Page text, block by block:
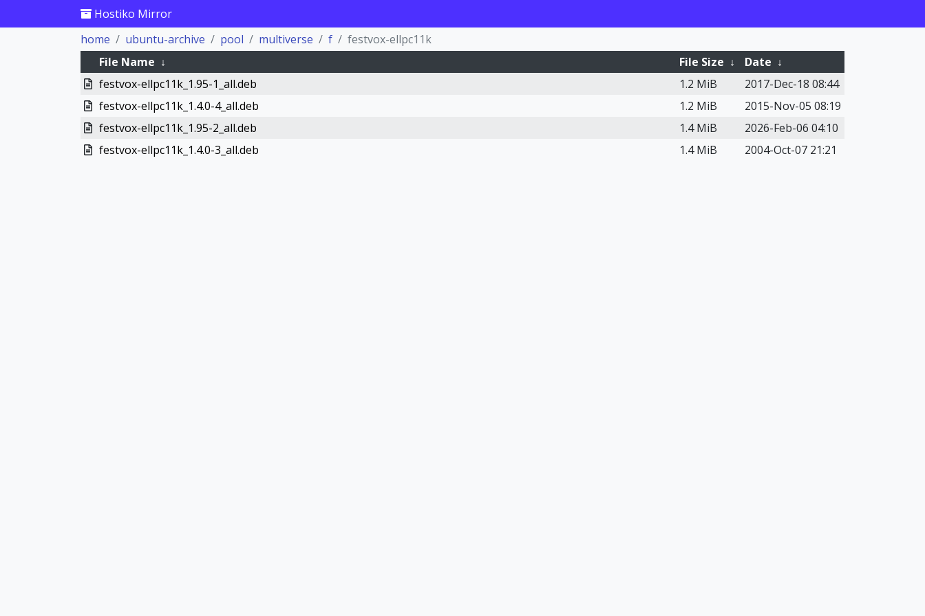
Hostiko Mirror
home
ubuntu-archive pool multiverse f
festvox-ellpc11k
File Name ↓ File Size ↓ Date ↓
festvox-ellpc11k_1.95-1_all.deb
1.2 MiB
2017-Dec-18 08:44
festvox-ellpc11k_1.4.0-4_all.deb
1.2 MiB
2015-Nov-05 08:19
festvox-ellpc11k_1.95-2_all.deb
1.4 MiB
2026-Feb-06 04:10
festvox-ellpc11k_1.4.0-3_all.deb
1.4 MiB 2004-Oct-07 21:21